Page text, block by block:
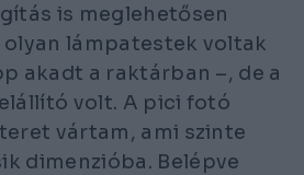
is meglehetősen
olyan lámpatestek voltak
akadt a raktárban –, de a
volt. A pici fotó
vártam, ami szinte
dimenzióba. Belépve